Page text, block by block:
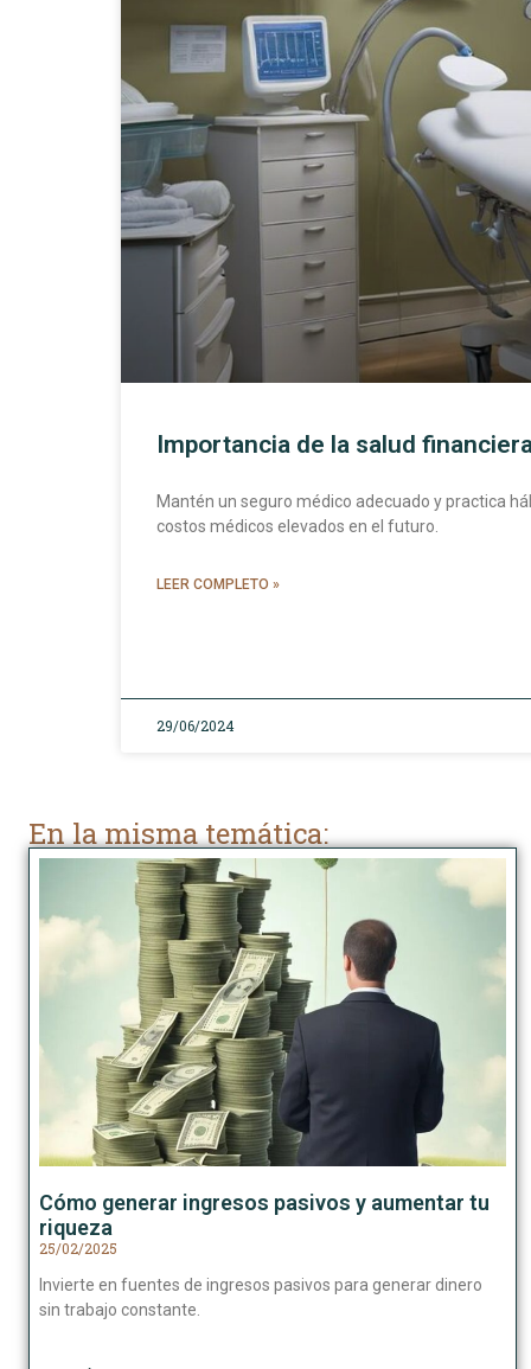
Importancia de la salud
Mantén un seguro médico adecuado y practica
costos médicos elevados en el futuro.
LEER COMPLETO »
29/06/2024
En la misma temática:
Cómo generar ingresos pasivos y aumentar tu
riqueza
25/02/2025
Invierte en fuentes de ingresos pasivos para generar dinero
sin trabajo constante.